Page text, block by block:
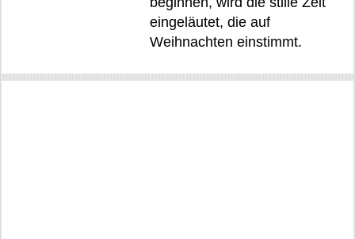
eingeläutet, die auf
Weihnachten einstimmt.